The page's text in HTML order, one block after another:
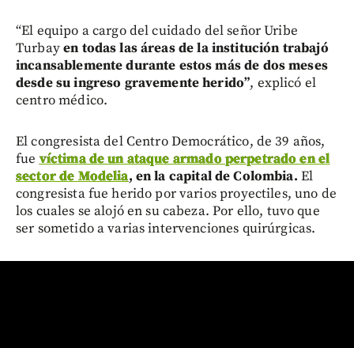
“El equipo a cargo del cuidado del señor Uribe
Turbayen todas las áreas de la institución trabajó
incansablemente durante estos más de dos meses
desde su ingreso gravemente herido”, explicó el
centro médico.
El congresista del Centro Democrático, de 39 años,
fue víctima de un ataque armado perpetrado en el
sector de Modelia, en la capital de Colombia. El
congresista fue herido por varios proyectiles, uno de
los cuales se alojó en su cabeza. Por ello, tuvo que
ser sometido a varias intervenciones quirúrgicas.